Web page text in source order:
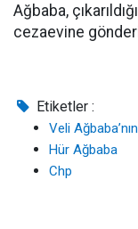
Ağbaba,
cezaevine
Etiketler :
Veli
Hür Ağbaba
Chp